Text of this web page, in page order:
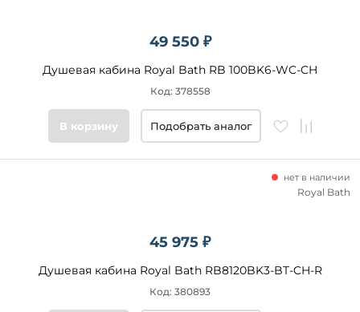
49 550 ₽
Душевая кабина Royal Bath RB 100BK6-WC-CH
Код: 378558
В корзину Подобрать аналог
45 975 ₽
Душевая кабина Royal Bath RB8120BK3-BT-CH-R
нет в наличии
Код: 380893
Royal Bath